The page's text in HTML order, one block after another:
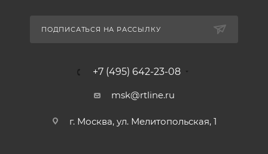
ПОДПИСАТЬСЯ НА РАССЫЛКУ
+7 (495) 642-23-08
msk@rtline.ru
г. Москва, ул. Мелитопольская, 1